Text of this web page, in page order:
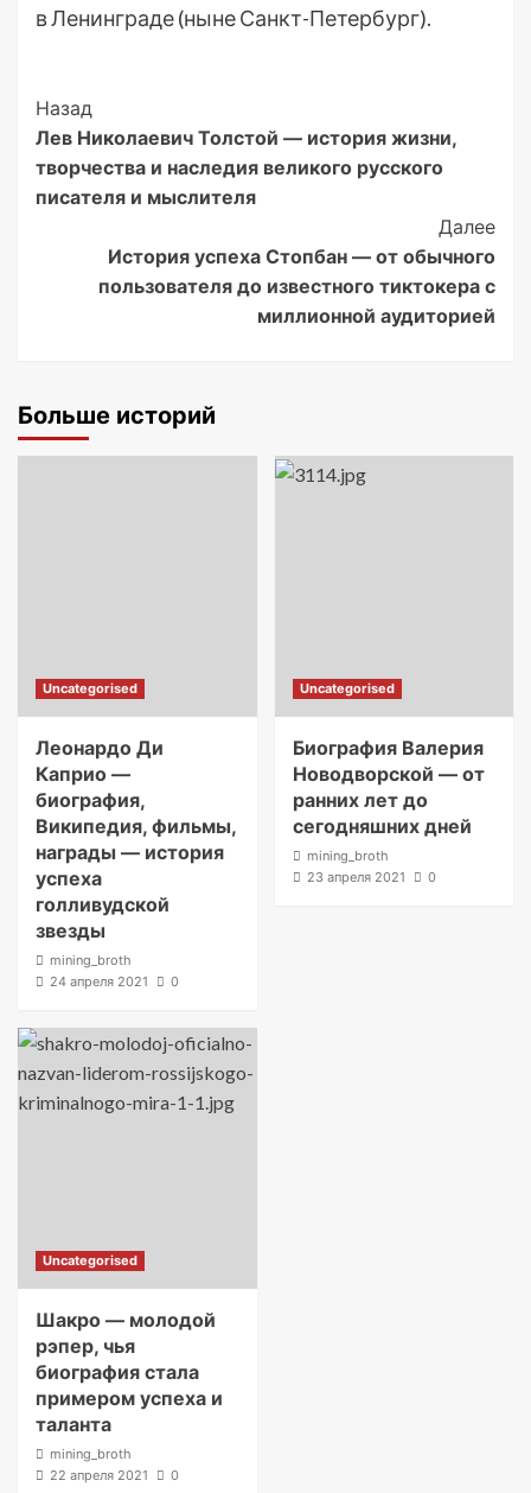
в Ленинграде (ныне Санкт-Петербург).
Post
Navigation
Назад
Лев Николаевич Толстой — история жизни,
творчества и наследия великого русского
писателя и мыслителя
Далее
История успеха Стопбан — от обычного
пользователя до известного тиктокера с
миллионной аудиторией
Больше историй
Uncategorised
Леонардо Ди
Каприо —
биография,
Википедия, фильмы,
награды — история
успеха
голливудской
звезды
mining_broth
24 апреля 2021
0
Uncategorised
Биография Валерия
Новодворской — от
ранних лет до
сегодняшних дней
mining_broth
23 апреля 2021
0
Uncategorised
Шакро — молодой
рэпер, чья
биография стала
примером успеха и
таланта
mining_broth
22 апреля 2021
0